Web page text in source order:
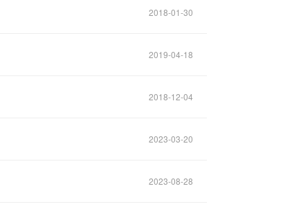
2018-01-30
2019-04-18
2018-12-04
2023-03-20
2023-08-28